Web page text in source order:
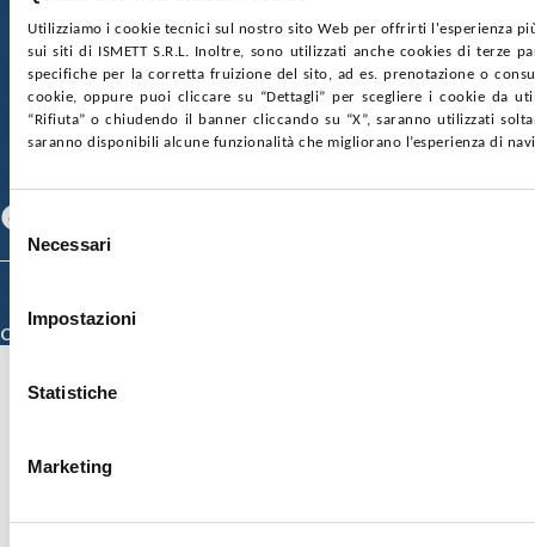
Utilizziamo i cookie tecnici sul nostro sito Web per offrirti l'esperienza
sui siti di ISMETT S.R.L. Inoltre, sono utilizzati anche cookies di terze
specifiche per la corretta fruizione del sito, ad es. prenotazione o
cookie, oppure puoi cliccare su “Dettagli” per scegliere i cookie da
“Rifiuta” o chiudendo il banner cliccando su “X”, saranno utilizzati
saranno disponibili alcune funzionalità che migliorano l’esperienza di
Selezione
delNecessari
Impostazioni
Statistiche
Marketing
SOCIETÀ TRASPARENTE WHISTLEBLOWING
GARE E CONTRATTIPRIVACYCOOKIE POLICY
SOSTIENICIMAPPA DEL SITOACCESSIBILITÀ
CONTATTI
Specializzazione)
Credits